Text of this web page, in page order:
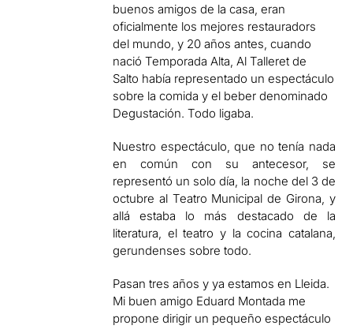
buenos amigos de la casa, eran
oficialmente los mejores restauradors
del mundo, y 20 años antes, cuando
nació Temporada Alta, Al Talleret de
Salto había representado un espectáculo
sobre la comida y el beber denominado
Degustación. Todo ligaba.
Nuestro espectáculo, que no tenía nada
en común con su antecesor, se
representó un solo día, la noche del 3 de
octubre al Teatro Municipal de Girona, y
allá estaba lo más destacado de la
literatura, el teatro y la cocina catalana,
gerundenses sobre todo.
Pasan tres años y ya estamos en Lleida.
Mi buen amigo Eduard Montada me
propone dirigir un pequeño espectáculo